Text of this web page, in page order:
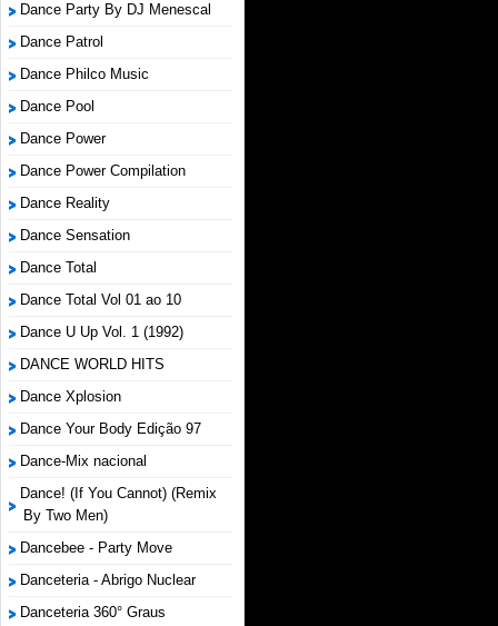
Dance Party By DJ Menescal
Dance Patrol
Dance Philco Music
Dance Pool
Dance Power
Dance Power Compilation
Dance Reality
Dance Sensation
Dance Total
Dance Total Vol 01 ao 10
Dance U Up Vol. 1 (1992)
DANCE WORLD HITS
Dance Xplosion
Dance Your Body Edição 97
Dance-Mix nacional
Dance! (If You Cannot) (Remix
By Two Men)
Dancebee - Party Move
Danceteria - Abrigo Nuclear
Danceteria 360° Graus